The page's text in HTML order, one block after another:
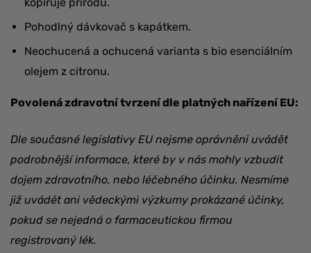
Pohodlný dávkovač s kapátkem.
Neochucená a ochucená varianta s bio esenciálním
olejem z citronu.
Povolená zdravotní tvrzení dle platných nařízení EU:
Dle současné legislativy EU nejsme oprávněni uvádět
podrobnější informace, které by v nás mohly vzbudit
dojem zdravotního, nebo léčebného účinku. Nesmíme
již uvádět ani vědeckými výzkumy prokázané účinky,
pokud se nejedná o farmaceutickou firmou
registrovaný lék.